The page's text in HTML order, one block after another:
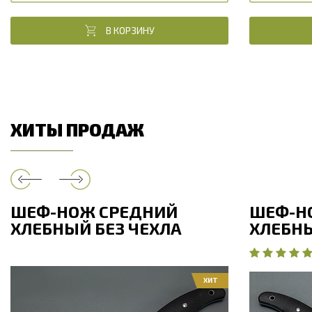
В КОРЗИНУ
ХИТЫ ПРОДАЖ
ШЕФ-НОЖ СРЕДНИЙ
ХЛЕБНЫЙ БЕЗ ЧЕХЛА
280
ХИТ
ШЕФ-
Общая